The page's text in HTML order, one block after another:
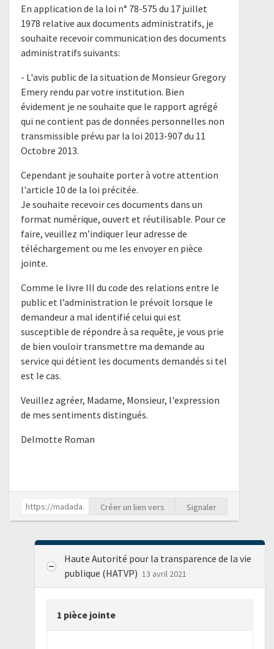
En application de la loi n° 78-575 du 17 juillet
1978 relative aux documents administratifs, je
souhaite recevoir communication des documents
administratifs suivants:
- L'avis public de la situation de Monsieur Gregory
Emery rendu par votre institution. Bien
évidement je ne souhaite que le rapport agrégé
qui ne contient pas de données personnelles non
transmissible prévu par la loi 2013-907 du 11
Octobre 2013.
Cependant je souhaite porter à votre attention
l'article 10 de la loi précitée.
Je souhaite recevoir ces documents dans un
format numérique, ouvert et réutilisable. Pour ce
faire, veuillez m’indiquer leur adresse de
téléchargement ou me les envoyer en pièce
jointe.
Comme le livre III du code des relations entre le
public et l’administration le prévoit lorsque le
demandeur a mal identifié celui qui est
susceptible de répondre à sa requête, je vous prie
de bien vouloir transmettre ma demande au
service qui détient les documents demandés si tel
est le cas.
Veuillez agréer, Madame, Monsieur, l'expression
de mes sentiments distingués.
Delmotte Roman
Créer un lien vers Signaler
Haute Autorité pour la transparence de la vie
publique (HATVP) 13 avril 2021
1 pièce jointe